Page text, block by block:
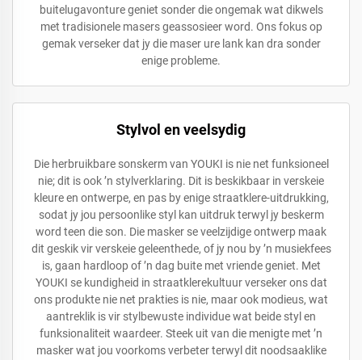
buitelugavonture geniet sonder die ongemak wat dikwels
met tradisionele masers geassosieer word. Ons fokus op
gemak verseker dat jy die maser ure lank kan dra sonder
enige probleme.
Stylvol en veelsydig
Die herbruikbare sonskerm van YOUKI is nie net funksioneel
nie; dit is ook ’n stylverklaring. Dit is beskikbaar in verskeie
kleure en ontwerpe, en pas by enige straatklere-uitdrukking,
sodat jy jou persoonlike styl kan uitdruk terwyl jy beskerm
word teen die son. Die masker se veelzijdige ontwerp maak
dit geskik vir verskeie geleenthede, of jy nou by ’n musiekfees
is, gaan hardloop of ’n dag buite met vriende geniet. Met
YOUKI se kundigheid in straatklerekultuur verseker ons dat
ons produkte nie net prakties is nie, maar ook modieus, wat
aantreklik is vir stylbewuste individue wat beide styl en
funksionaliteit waardeer. Steek uit van die menigte met ’n
masker wat jou voorkoms verbeter terwyl dit noodsaaklike